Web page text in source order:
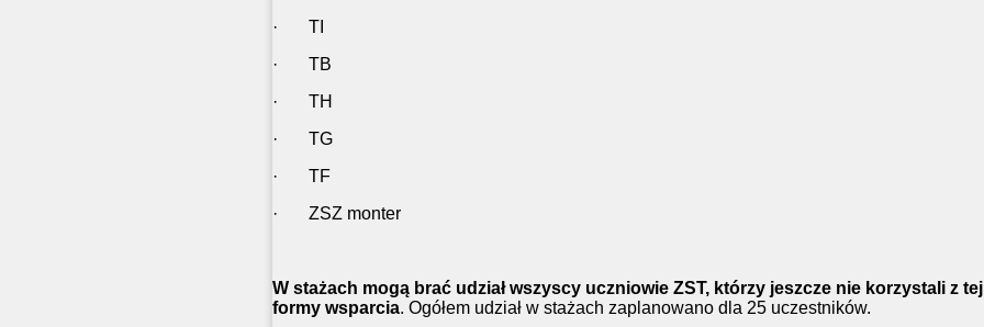
· TI
· TB
· TH
· TG
· TF
· ZSZ monter
W stażach mogą brać udział wszyscy uczniowie ZST, którzy jeszcze nie korzystali z tej
formy wsparcia. Ogółem udział w stażach zaplanowano dla 25 uczestników.